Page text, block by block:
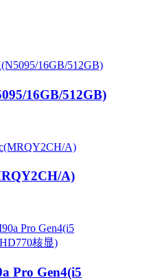
16GB/512GB)
A)
Pro Gen4(i5